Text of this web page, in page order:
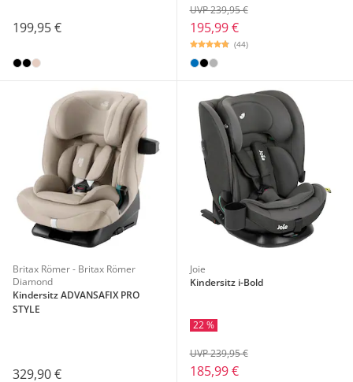
199,95 € 195,99 €
UVP 239,95 €
(44)
Britax Römer - Britax Römer
Diamond
Kindersitz ADVANSAFIX PRO
STYLE
329,90 €
Joie
Kindersitz i-Bold
22 %
185,99 €
UVP 239,95 €